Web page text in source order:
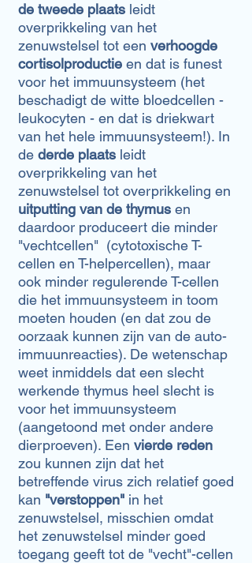
de tweede plaats leidt
overprikkeling van het
zenuwstelsel tot een verhoogde
cortisolproductie en dat is funest
voor het immuunsysteem (het
beschadigt de witte bloedcellen -
leukocyten - en dat is driekwart
van het hele immuunsysteem!). In
de derde plaats leidt
overprikkeling van het
zenuwstelsel tot overprikkeling en
uitputting van de thymus en
daardoor produceert die minder
"vechtcellen" (cytotoxische T-
cellen en T-helpercellen), maar
ook minder regulerende T-cellen
die het immuunsysteem in toom
moeten houden (en dat zou de
oorzaak kunnen zijn van de auto-
immuunreacties). De wetenschap
weet inmiddels dat een slecht
werkende thymus heel slecht is
voor het immuunsysteem
(aangetoond met onder andere
dierproeven). Een vierde reden
zou kunnen zijn dat het
betreffende virus zich relatief goed
kan "verstoppen" in het
zenuwstelsel, misschien omdat
het zenuwstelsel minder goed
toegang geeft tot de "vecht"-cellen